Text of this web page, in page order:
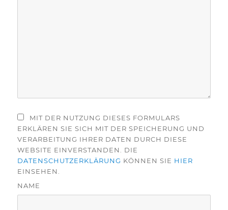
MIT DER NUTZUNG DIESES FORMULARS
ERKLÄREN SIE SICH MIT DER SPEICHERUNG UND
VERARBEITUNG IHRER DATEN DURCH DIESE
WEBSITE EINVERSTANDEN. DIE
DATENSCHUTZERKLÄRUNG KÖNNEN SIE HIER
EINSEHEN.
NAME